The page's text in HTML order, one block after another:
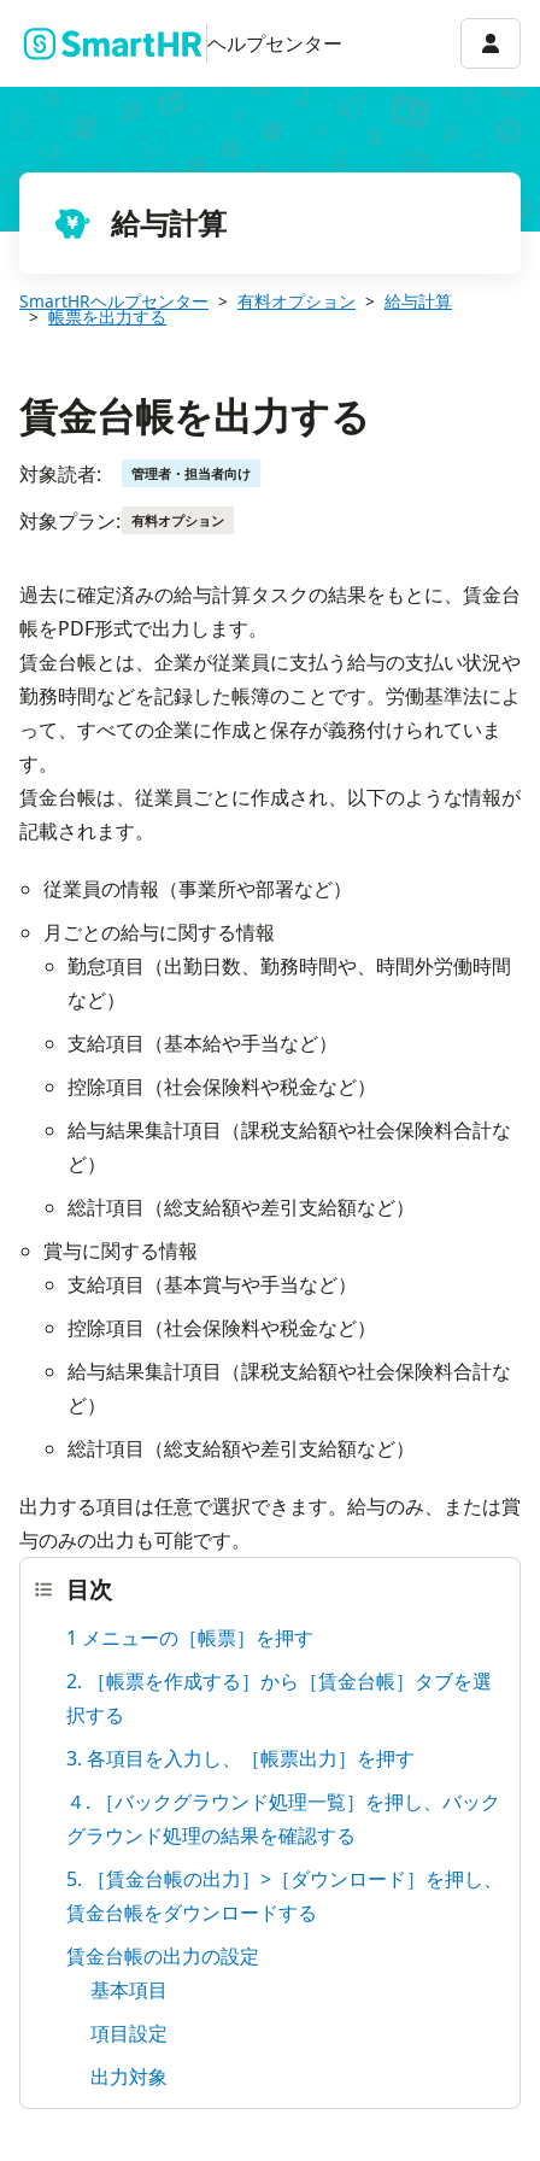
ヘルプセンター アカ
給与計算
SmartHRヘルプセンター 有料オプション 給与計算
帳票を出力する
賃金台帳を出力する
対象読者: 管理者・担当者向け
対象プラン: 有料オプション
過去に確定済みの給与計算タスクの結果をもとに、賃金台
帳をPDF形式で出力します。
賃金台帳とは、企業が従業員に支払う給与の支払い状況や
勤務時間などを記録した帳簿のことです。労働基準法によ
って、すべての企業に作成と保存が義務付けられていま
す。
賃金台帳は、従業員ごとに作成され、以下のような情報が
記載されます。
従業員の情報（事業所や部署など）
月ごとの給与に関する情報
勤怠項目（出勤日数、勤務時間や、時間外労働時間
など）
支給項目（基本給や手当など）
控除項目（社会保険料や税金など）
給与結果集計項目（課税支給額や社会保険料合計な
ど）
総計項目（総支給額や差引支給額など）
賞与に関する情報
支給項目（基本賞与や手当など）
控除項目（社会保険料や税金など）
給与結果集計項目（課税支給額や社会保険料合計な
ど）
総計項目（総支給額や差引支給額など）
出力する項目は任意で選択できます。給与のみ、または賞
与のみの出力も可能です。
目次
1 メニューの［帳票］を押す
2. ［帳票を作成する］から［賃金台帳］タブを選
択する
3. 各項目を入力し、［帳票出力］を押す
４. ［バックグラウンド処理一覧］を押し、バック
グラウンド処理の結果を確認する
5. ［賃金台帳の出力］>［ダウンロード］を押し、
賃金台帳をダウンロードする
賃金台帳の出力の設定
基本項目
項目設定
出力対象